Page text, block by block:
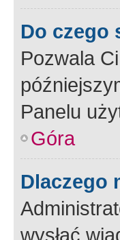
Do czego
Pozwala
Panelu
Góra
Dlaczego
wysłać